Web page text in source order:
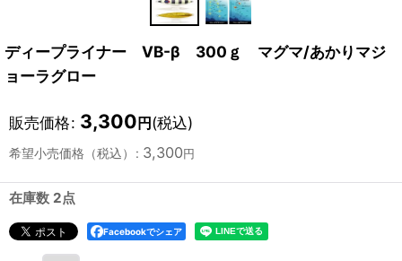
ディープライナー VB-β 300ｇ マグマ/あかりマジ
ョーラグロー
販売価格: 3,300 円 (税込)
希望小売価格（税込） : 3,300円
在庫数 2点
Facebookでシェア